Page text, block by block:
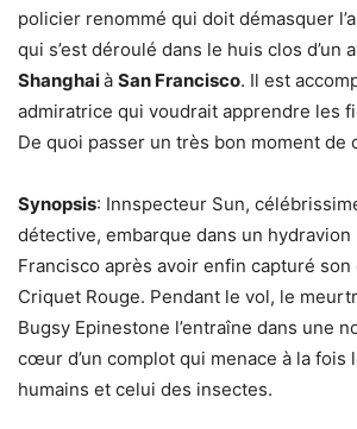
policier renommé qui doit démasquer
qui s’est déroulé dans le huis clos d’un
Shanghaià San Francisco. Il est
admiratrice qui voudrait apprendre les
De quoi passer un très bon moment de
Synopsis: Innspecteur Sun,
détective, embarque dans un hydravion
Francisco après avoir enfin capturé
Criquet Rouge. Pendant le vol, le
Bugsy Epinestone l’entraîne dans une
cœur d’un complot qui menace à la fois
humains et celui des insectes.